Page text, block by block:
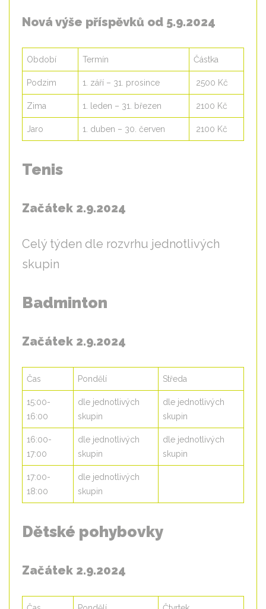
Nová výše příspěvků od 5.9.2024
Období Termín Částka
Podzim 1. září – 31. prosince 2500 Kč
Zima 1. leden – 31. březen 2100 Kč
Jaro 1. duben – 30. červen 2100 Kč
Tenis
Začátek 2.9.2024
Celý týden dle rozvrhu jednotlivých
skupin
Badminton
Začátek 2.9.2024
Čas Pondělí Středa
15:00-
16:00
dle jednotlivých
skupin
dle jednotlivých
skupin
16:00-
17:00
dle jednotlivých
skupin
dle jednotlivých
skupin
17:00-
18:00
dle jednotlivých
skupin
Dětské pohybovky
Začátek 2.9.2024